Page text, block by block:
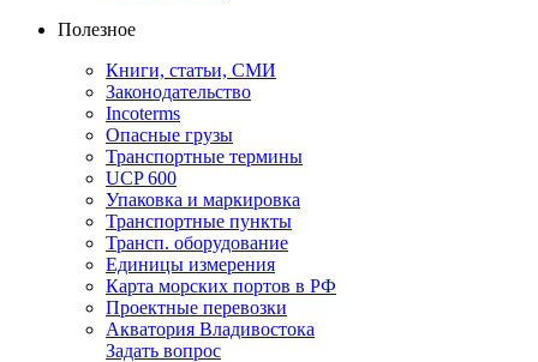
Полезное
Книги, статьи, СМИ
Законодательство
Incoterms
Опасные грузы
Транспортные термины
UCP 600
Упаковка и маркировка
Транспортные пункты
Трансп. оборудование
Единицы измерения
Карта морских портов в РФ
Проектные перевозки
Акватория Владивостока
Задать вопрос